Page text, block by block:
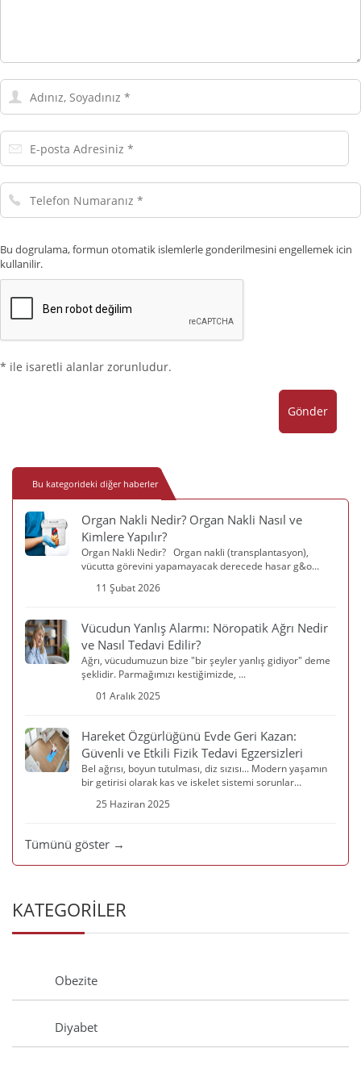
Adınız,
Soyadınız
E-
posta
Telefon
Numaranız
Bu dogrulama, formun otomatik islemlerle gonderilmesini engellemek icin
kullanilir.
* ile isaretli alanlar zorunludur.
Gönder
Bu kategorideki diğer haberler
Organ Nakli Nedir? Organ Nakli Nasıl ve
Kimlere Yapılır?
Organ Nakli Nedir? Organ nakli (transplantasyon),
vücutta görevini yapamayacak derecede hasar g&o...
11 Şubat 2026
Vücudun Yanlış Alarmı: Nöropatik Ağrı Nedir
ve Nasıl Tedavi Edilir?
Ağrı, vücudumuzun bize "bir şeyler yanlış gidiyor" deme
şeklidir. Parmağımızı kestiğimizde, ...
01 Aralık 2025
Hareket Özgürlüğünü Evde Geri Kazan:
Güvenli ve Etkili Fizik Tedavi Egzersizleri
Bel ağrısı, boyun tutulması, diz sızısı... Modern yaşamın
bir getirisi olarak kas ve iskelet sistemi sorunlar...
25 Haziran 2025
Tümünü göster →
KATEGORİLER
Obezite
Diyabet